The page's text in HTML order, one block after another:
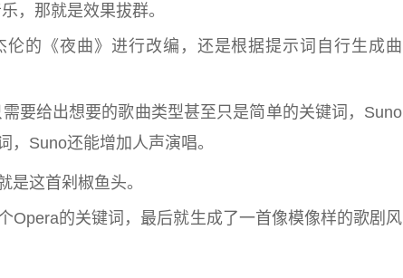
，那就是效果拔群。
的《夜曲》进行改编，还是根据提示词自行生成曲
要给出想要的歌曲类型甚至只是简单的关键词，Suno
，Suno还能增加人声演唱。
是这首剁椒鱼头。
Opera的关键词，最后就生成了一首像模像样的歌剧风